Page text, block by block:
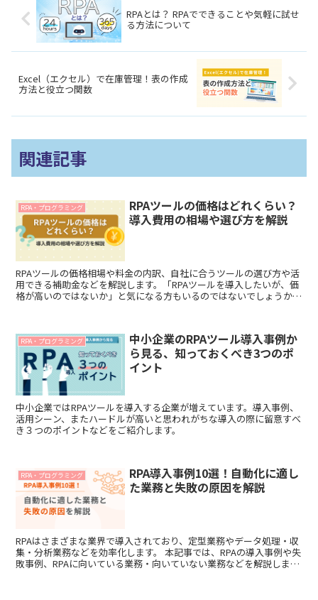
RPAとは？ RPAでできることや気軽に試せ
る方法について
Excel（エクセル）で在庫管理！表の作成
方法と役立つ関数
関連記事
RPA・プログラミング
RPAツールの価格はどれくらい？
導入費用の相場や選び方を解説
RPAツールの価格相場や料金の内訳、自社に合うツールの選び方や活
用できる補助金などを解説します。「RPAツールを導入したいが、価
格が高いのではないか」と気になる方もいるのではないでしょうか。
RPA・プログラミング
中小企業のRPAツール導入事例か
ら見る、知っておくべき3つのポ
イント
中小企業ではRPAツールを導入する企業が増えています。導入事例、
活用シーン、またハードルが高いと思われがちな導入の際に留意すべ
き３つのポイントなどをご紹介します。
RPA・プログラミング
RPA導入事例10選！自動化に適し
た業務と失敗の原因を解説
RPAはさまざまな業界で導入されており、定型業務やデータ処理・収
集・分析業務などを効率化します。 本記事では、RPAの導入事例や失
敗事例、RPAに向いている業務・向いていない業務などを解説しま